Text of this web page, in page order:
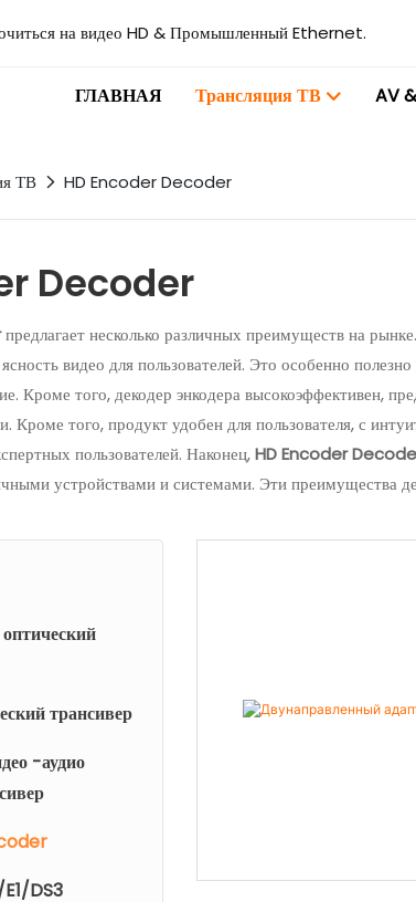
на видео HD & Промышленный Ethernet.
ГЛАВНАЯ Трансляция ТВ AV
ТВ HD Encoder Decoder
Decoder
предлагает несколько различных преимуществ на
видео для пользователей. Это особенно
Кроме того, декодер энкодера высокоэффективен,
Кроме того, продукт удобен для пользователя, с
пользователей. Наконец,HD Encoder
устройствами и системами. Эти преимущества
трансивер
-аудио
DS3